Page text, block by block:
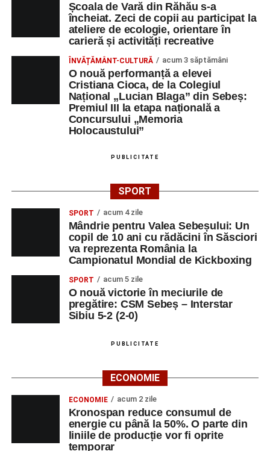
Școala de Vară din Răhău s-a
încheiat. Zeci de copii au participat la
ateliere de ecologie, orientare în
carieră și activități recreative
ÎNVĂȚĂMÂNT-CULTURĂ acum 3 săptămâni
O nouă performanță a elevei
Cristiana Cioca, de la Colegiul
Național „Lucian Blaga” din Sebeș:
Premiul III la etapa națională a
Concursului „Memoria
Holocaustului”
PUBLICITATE
SPORT
SPORT acum 4 zile
Mândrie pentru Valea Sebeșului: Un
copil de 10 ani cu rădăcini în Săsciori
va reprezenta România la
Campionatul Mondial de Kickboxing
SPORT acum 5 zile
O nouă victorie în meciurile de
pregătire: CSM Sebeș – Interstar
Sibiu 5-2 (2-0)
PUBLICITATE
ECONOMIE
ECONOMIE acum 2 zile
Kronospan reduce consumul de
energie cu până la 50%. O parte din
liniile de producție vor fi oprite
temporar